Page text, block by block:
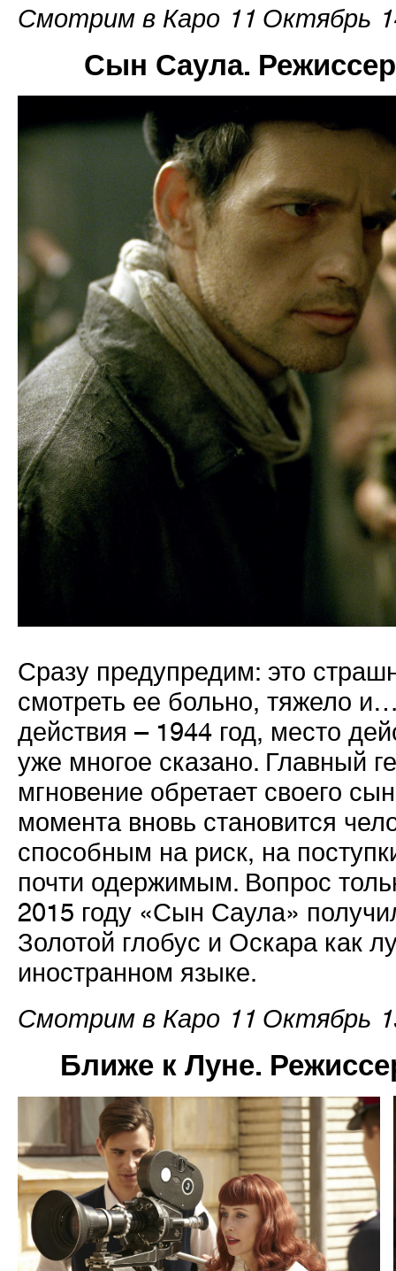
Смотрим в Каро 11 Октябрь
Сын Саула.
Сразу предупредим: это
смотреть ее больно, тяжело
действия – 1944 год, место
уже многое сказано. Главный
мгновение обретает своего
момента вновь становится
способным на риск, на
почти одержимым. Вопрос
2015 году «Сын Саула»
Золотой глобус и Оскара как
иностранном языке.
Смотрим в Каро 11 Октябрь
Ближе к Луне.